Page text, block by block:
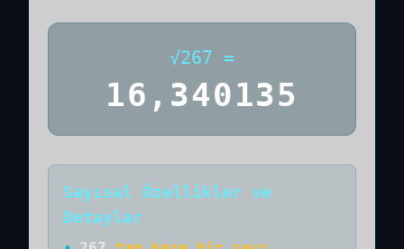
√267 =
16,340135
Sayısal Özellikler ve
Detaylar